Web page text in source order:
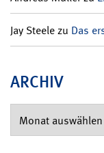
Jay Steelezu Das
ARCHIV